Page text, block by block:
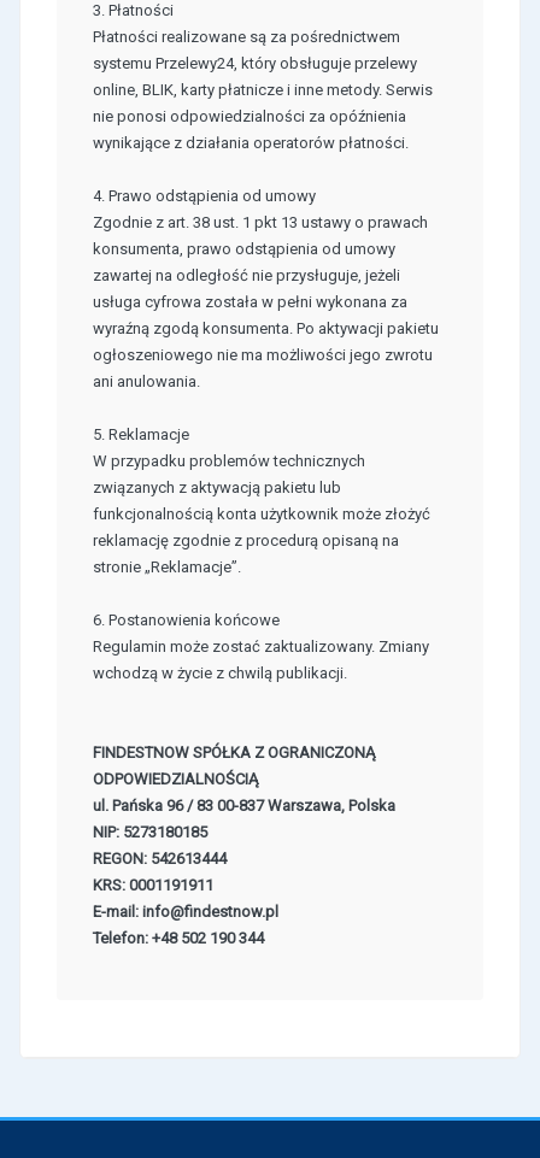
3. Płatności
Płatności realizowane są za pośrednictwem
systemu Przelewy24, który obsługuje przelewy
online, BLIK, karty płatnicze i inne metody. Serwis
nie ponosi odpowiedzialności za opóźnienia
wynikające z działania operatorów płatności.
4. Prawo odstąpienia od umowy
Zgodnie z art. 38 ust. 1 pkt 13 ustawy o prawach
konsumenta, prawo odstąpienia od umowy
zawartej na odległość nie przysługuje, jeżeli
usługa cyfrowa została w pełni wykonana za
wyraźną zgodą konsumenta. Po aktywacji pakietu
ogłoszeniowego nie ma możliwości jego zwrotu
ani anulowania.
5. Reklamacje
W przypadku problemów technicznych
związanych z aktywacją pakietu lub
funkcjonalnością konta użytkownik może złożyć
reklamację zgodnie z procedurą opisaną na
stronie „Reklamacje”.
6. Postanowienia końcowe
Regulamin może zostać zaktualizowany. Zmiany
wchodzą w życie z chwilą publikacji.
FINDESTNOW SPÓŁKA Z OGRANICZONĄ
ODPOWIEDZIALNOŚCIĄ
ul. Pańska 96 / 83 00-837 Warszawa, Polska
NIP: 5273180185
REGON: 542613444
KRS: 0001191911
E-mail: info@findestnow.pl
Telefon: +48 502 190 344